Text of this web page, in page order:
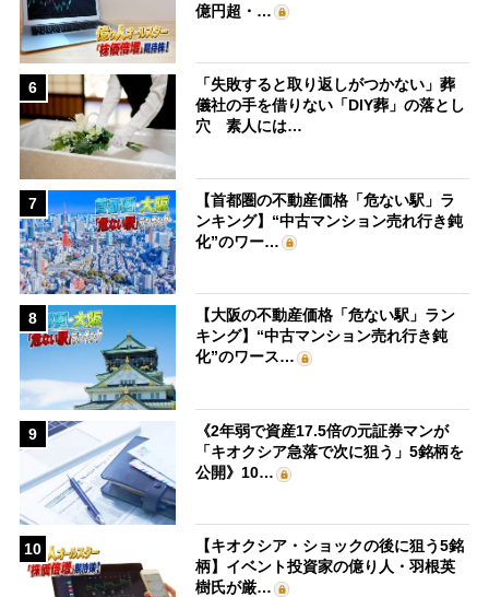
億円超・…
6
「失敗すると取り返しがつかない」葬
儀社の手を借りない「DIY葬」の落とし
穴 素人には…
7
【首都圏の不動産価格「危ない駅」ラ
ンキング】“中古マンション売れ行き鈍
化”のワー…
8
【大阪の不動産価格「危ない駅」ラン
キング】“中古マンション売れ行き鈍
化”のワース…
9
《2年弱で資産17.5倍の元証券マンが
「キオクシア急落で次に狙う」5銘柄を
公開》10…
10
【キオクシア・ショックの後に狙う5銘
柄】イベント投資家の億り人・羽根英
樹氏が厳…